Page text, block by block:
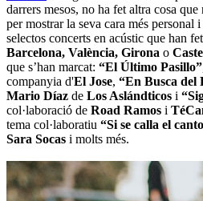
darrers mesos, no ha fet altra cosa
per mostrar la seva cara més personal
selectos concerts en acústic que han
Barcelona, València, Girona o
que s’han marcat: “El Último Pasillo”
companyia d'El Jose, “En Busca del
Mario Díaz de Los Aslándticos i
col·laboració de Road Ramos i
tema col·laboratiu “Si se calla el
Sara Socas i molts més.